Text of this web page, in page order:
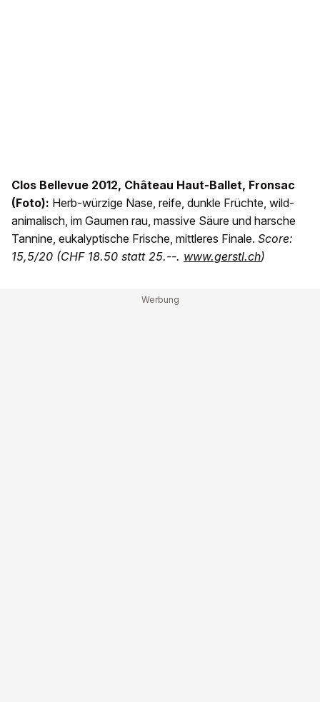
Clos Bellevue 2012, Château Haut-Ballet, Fronsac
(Foto): Herb-würzige Nase, reife, dunkle Früchte, wild-
animalisch, im Gaumen rau, massive Säure und harsche
Tannine, eukalyptische Frische, mittleres Finale. Score:
15,5/20 (CHF 18.50 statt 25.--. www.gerstl.ch)